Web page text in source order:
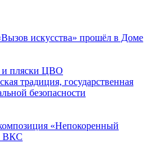
искусства» прошёл в Доме
традиция, государственная
безопасности
«Непокоренный
ВКС